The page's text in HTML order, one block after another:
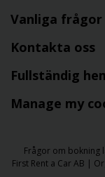
Vanliga frågor
Kontakta oss
Fullständig
Manage my
Frågor om bokning
First Rent a Car AB |